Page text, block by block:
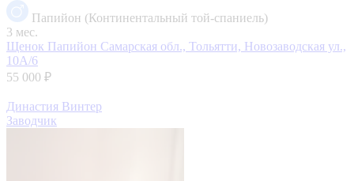
Папийон (Континентальный той-спаниель)
3 мес.
Щенок Папийон Самарская обл., Тольятти, Новозаводская ул.,
10А/6
55 000 ₽
Династия Винтер
Заводчик